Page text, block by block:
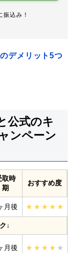
込み！
デメリット5つ
公式のキ
ンペーン
取時
期
おすすめ度
月後
↓
月後